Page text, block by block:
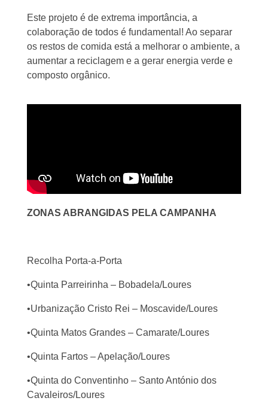
Este projeto é de extrema importância, a
colaboração de todos é fundamental! Ao separar
os restos de comida está a melhorar o ambiente, a
aumentar a reciclagem e a gerar energia verde e
composto orgânico.
ZONAS ABRANGIDAS PELA CAMPANHA
Recolha Porta-a-Porta
•Quinta Parreirinha – Bobadela/Loures
•Urbanização Cristo Rei – Moscavide/Loures
•Quinta Matos Grandes – Camarate/Loures
•Quinta Fartos – Apelação/Loures
•Quinta do Conventinho – Santo António dos
Cavaleiros/Loures